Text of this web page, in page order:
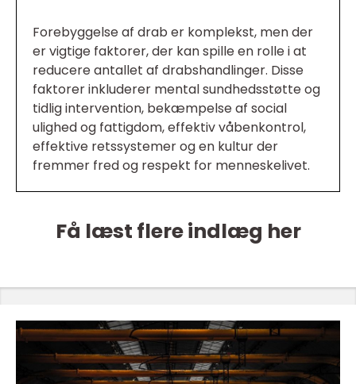
Forebyggelse af drab er komplekst, men der
er vigtige faktorer, der kan spille en rolle i at
reducere antallet af drabshandlinger. Disse
faktorer inkluderer mental sundhedsstøtte og
tidlig intervention, bekæmpelse af social
ulighed og fattigdom, effektiv våbenkontrol,
effektive retssystemer og en kultur der
fremmer fred og respekt for menneskelivet.
Få læst flere indlæg her